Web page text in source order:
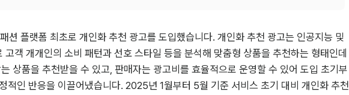
션 플랫폼 최초로 개인화 추천 광고를 도입했습니다. 개인화 추천 광고는 인공지능 및
고객 개개인의 소비 패턴과 선호 스타일 등을 분석해 맞춤형 상품을 추천하는 형태인데
상품을 추천받을 수 있고, 판매자는 광고비를 효율적으로 운영할 수 있어 도입 초기부
적인 반응을 이끌어냈습니다. 2025년 1월부터 5월 기준 서비스 초기 대비 개인화 추천